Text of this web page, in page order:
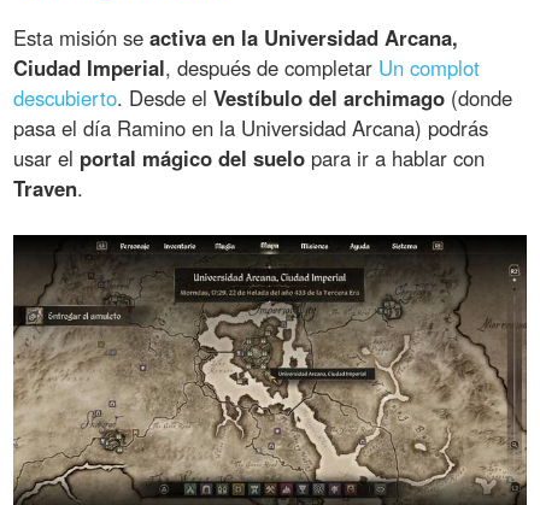
Esta misión seactiva en la Universidad Arcana,
Ciudad Imperial, después de completar Un complot
descubierto. Desde elVestíbulo del archimago (donde
pasa el día Ramino en la Universidad Arcana) podrás
usar el portal mágico del suelo para ir a hablar con
Traven.